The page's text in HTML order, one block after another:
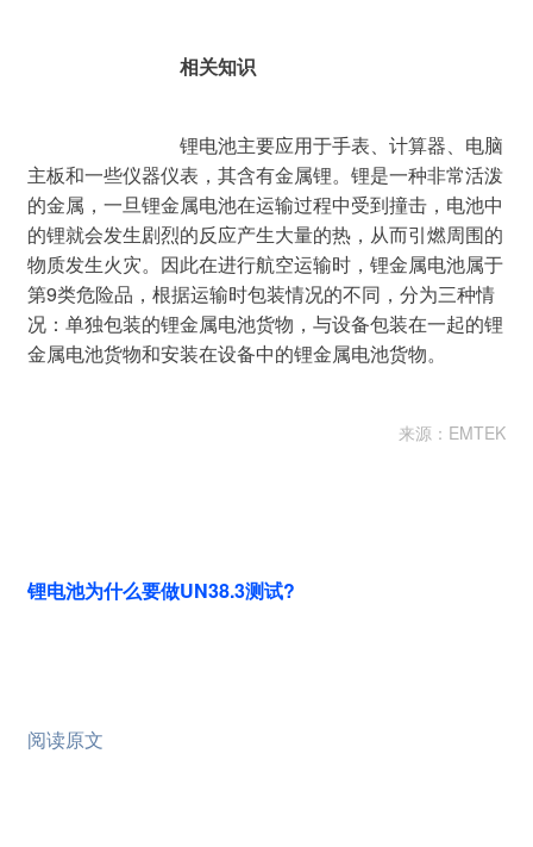
相关知识
主板和一些仪器仪表，其含有金属锂。锂是一种非常活泼
的金属，一旦锂金属电池在运输过程中受到撞击，电池中
的锂就会发生剧烈的反应产生大量的热，从而引燃周围的
物质发生火灾。因此在进行航空运输时，锂金属电池属于
第9类危险品，根据运输时包装情况的不同，分为三种情
况：单独包装的锂金属电池货物，与设备包装在一起的锂
金属电池货物和安装在设备中的锂金属电池货物。
来源：EMTEK
锂电池为什么要做UN38.3测试?
阅读原文